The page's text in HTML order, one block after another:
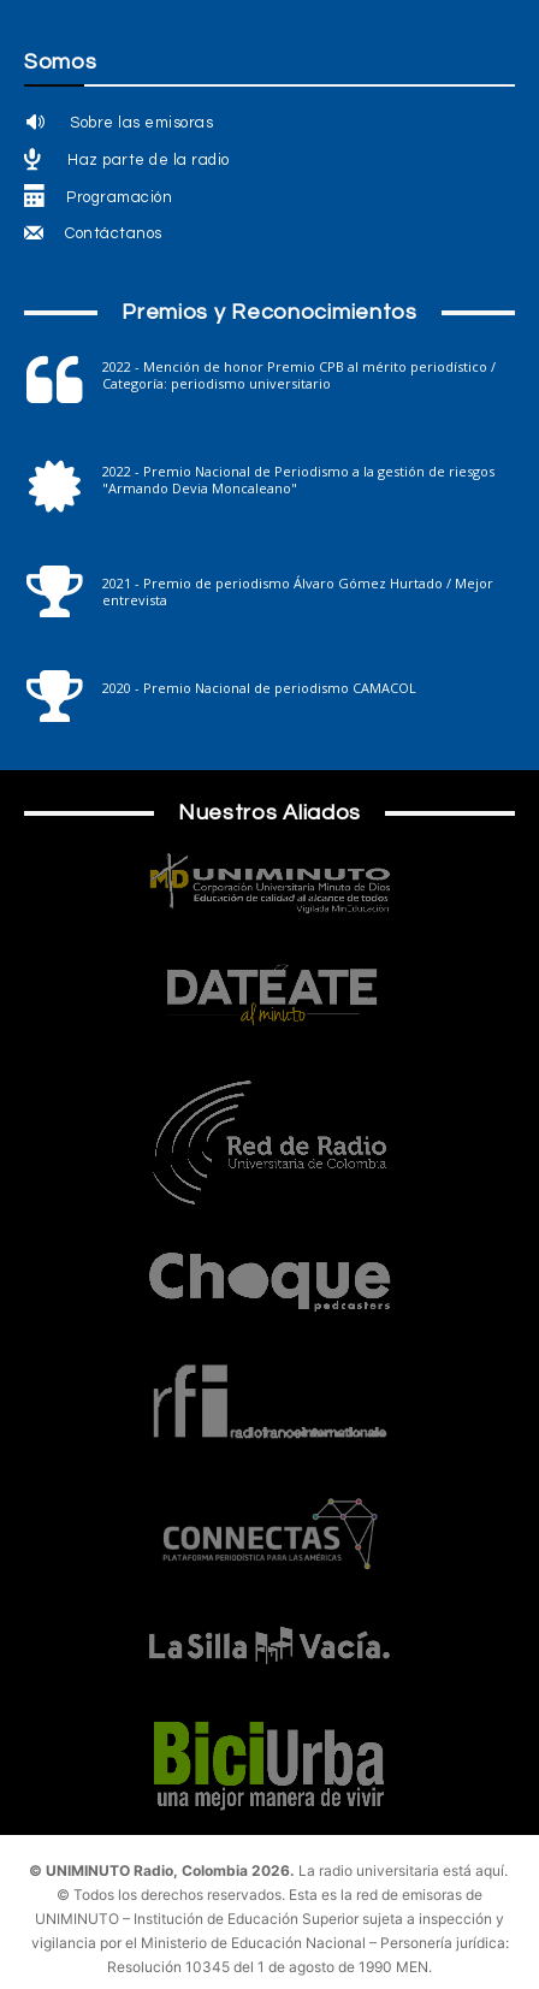
Somos
Sobre las emisoras
Haz parte de la radio
Programación
Contáctanos
Premios y Reconocimientos
2022 - Mención de honor Premio CPB al mérito periodístico /
Categoría: periodismo universitario
2022 - Premio Nacional de Periodismo a la gestión de riesgos
"Armando Devia Moncaleano"
2021 - Premio de periodismo Álvaro Gómez Hurtado / Mejor
entrevista
2020 - Premio Nacional de periodismo CAMACOL
Nuestros Aliados
© UNIMINUTO Radio, Colombia 2026. La radio universitaria está aquí.
© Todos los derechos reservados. Esta es la red de emisoras de
UNIMINUTO – Institución de Educación Superior sujeta a inspección y
vigilancia por el Ministerio de Educación Nacional – Personería jurídica:
Resolución 10345 del 1 de agosto de 1990 MEN.